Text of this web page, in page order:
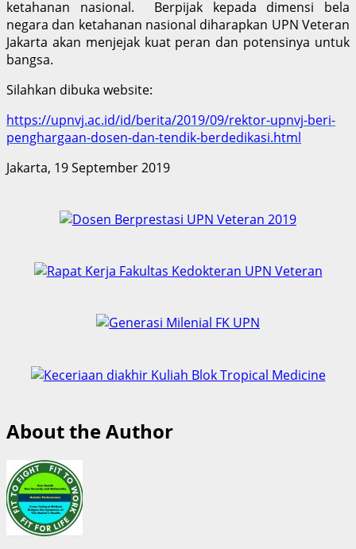
ketahanan nasional. Berpijak kepada dimensi bela
negara dan ketahanan nasional diharapkan UPN Veteran
Jakarta akan menjejak kuat peran dan potensinya untuk
bangsa.
Silahkan dibuka website:
https://upnvj.ac.id/id/berita/2019/09/rektor-upnvj-beri-
penghargaan-dosen-dan-tendik-berdedikasi.html
Jakarta, 19 September 2019
About the Author